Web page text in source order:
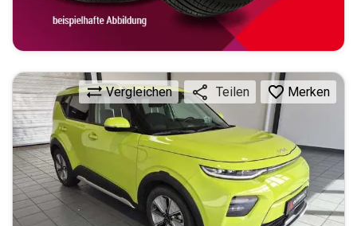
Vergleichen Teilen Merken